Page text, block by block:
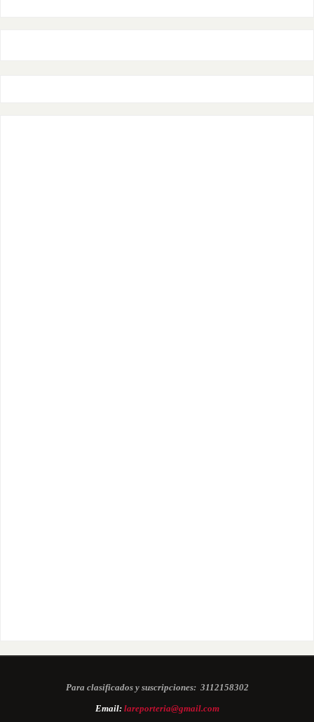
Para clasificados y suscripciones: 3112158302
Email: lareporteria@gmail.com